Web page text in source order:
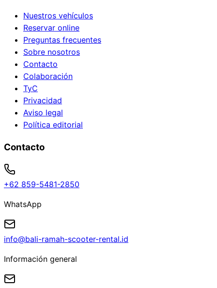
Nuestros vehículos
Reservar online
Preguntas frecuentes
Sobre nosotros
Contacto
Colaboración
TyC
Privacidad
Aviso legal
Política editorial
Contacto
+62 859-5481-2850
WhatsApp
info@bali-ramah-scooter-rental.id
Información general